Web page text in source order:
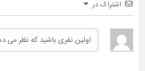
اشتراک در